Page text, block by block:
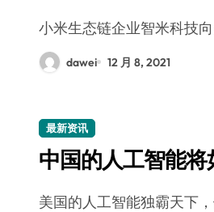
小米生态链企业智米科技
dawei 12 月 8, 2021
最新资讯
中国的人工智能将
美国的人工智能独霸天下